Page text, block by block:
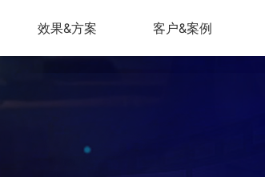
效果&方案 客户&案例